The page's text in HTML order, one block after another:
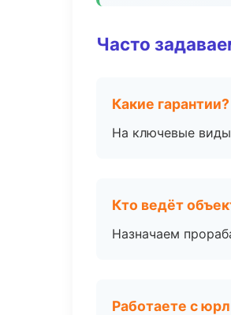
Часто
Какие гарантии?
На ключевые
Кто ведёт
Назначаем
Работаете с